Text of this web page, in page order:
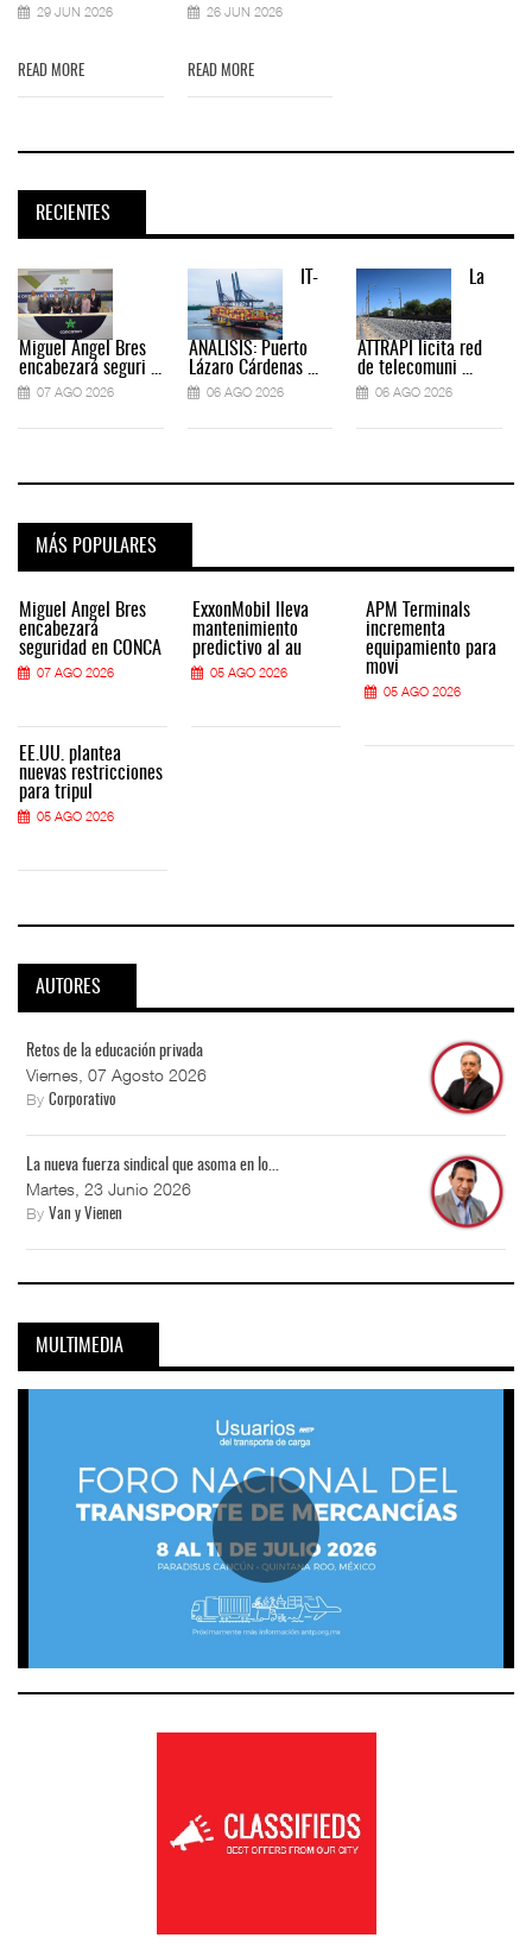
29 JUN 2026
READ MORE
26 JUN 2026
READ MORE
RECIENTES
Miguel Ángel Bres
encabezará seguri ...
07 AGO 2026
IT-
ANÁLISIS: Puerto
Lázaro Cárdenas ...
06 AGO 2026
La
ATTRAPI licita red
de telecomuni ...
06 AGO 2026
MÁS POPULARES
Miguel Ángel Bres
encabezará
seguridad en CONCA
07 AGO 2026
EE.UU. plantea
nuevas restricciones
para tripul
05 AGO 2026
ExxonMobil lleva
mantenimiento
predictivo al au
05 AGO 2026
APM Terminals
incrementa
equipamiento para
movi
05 AGO 2026
AUTORES
Retos de la educación privada
Viernes, 07 Agosto 2026
By Corporativo
La nueva fuerza sindical que asoma en lo...
Martes, 23 Junio 2026
By Van y Vienen
MULTIMEDIA